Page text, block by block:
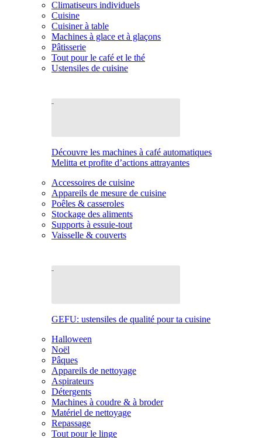
Climatiseurs individuels
Cuisine
Cuisiner à table
Machines à glace et à glaçons
Pâtisserie
Tout pour le café et le thé
Ustensiles de cuisine
Découvre les machines à café automatiques
Melitta et profite d’actions attrayantes
Accessoires de cuisine
Appareils de mesure de cuisine
Poêles & casseroles
Stockage des aliments
Supports à essuie-tout
Vaisselle & couverts
GEFU: ustensiles de qualité pour ta cuisine
Halloween
Noël
Pâques
Appareils de nettoyage
Aspirateurs
Détergents
Machines à coudre & à broder
Matériel de nettoyage
Repassage
Tout pour le linge